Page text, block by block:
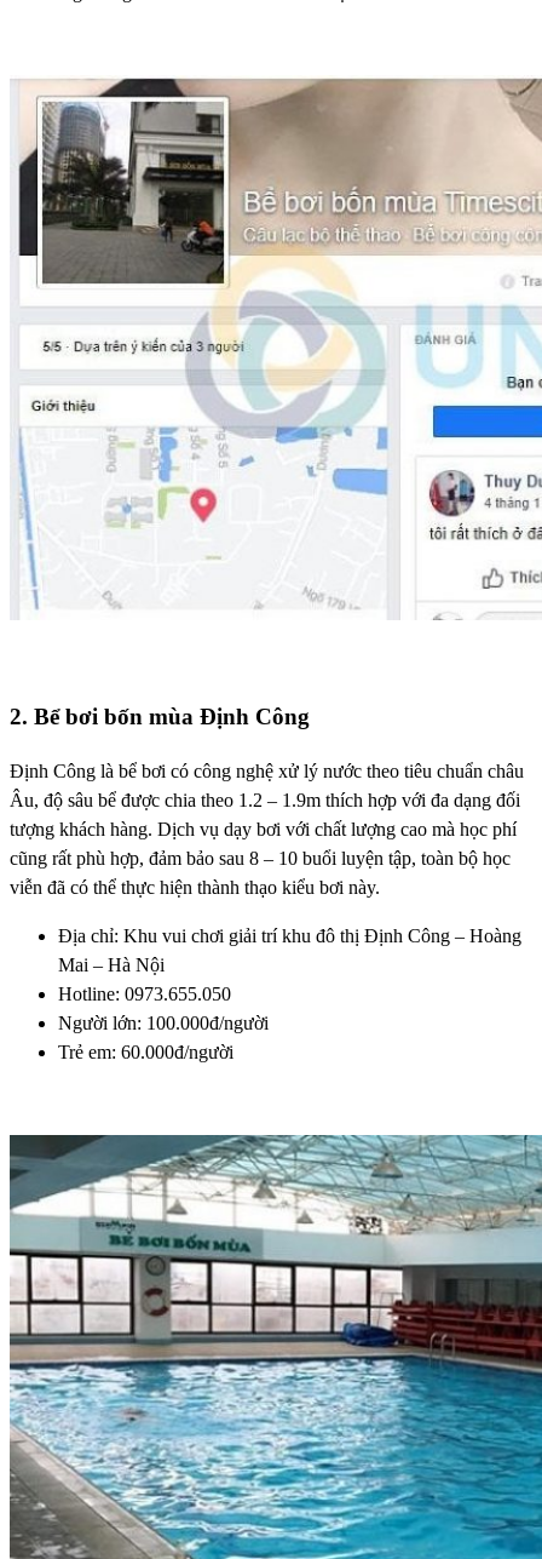
2. Bể bơi bốn mùa Định Công
Định Công là bể bơi có công nghệ xử lý nước theo tiêu chuẩn châu
Âu, độ sâu bể được chia theo 1.2 – 1.9m thích hợp với đa dạng đối
tượng khách hàng. Dịch vụ dạy bơi với chất lượng cao mà học phí
cũng rất phù hợp, đảm bảo sau 8 – 10 buổi luyện tập, toàn bộ học
viễn đã có thể thực hiện thành thạo kiểu bơi này.
Địa chỉ: Khu vui chơi giải trí khu đô thị Định Công – Hoàng
Mai – Hà Nội
Hotline: 0973.655.050
Người lớn: 100.000đ/người
Trẻ em: 60.000đ/người